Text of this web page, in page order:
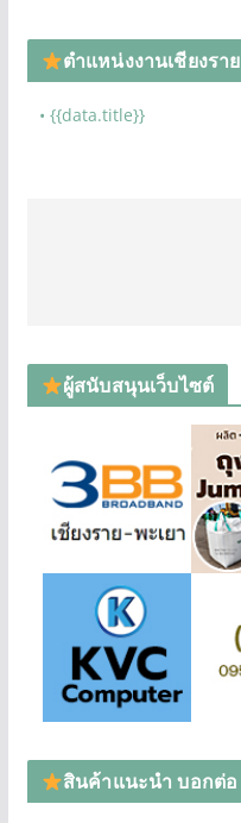
ตำแหน่งงานเชียงราย
• {{data.title}}
ผู้สนับสนุนเว็บไซต์
สินค้าแนะนำ บอกต่อ